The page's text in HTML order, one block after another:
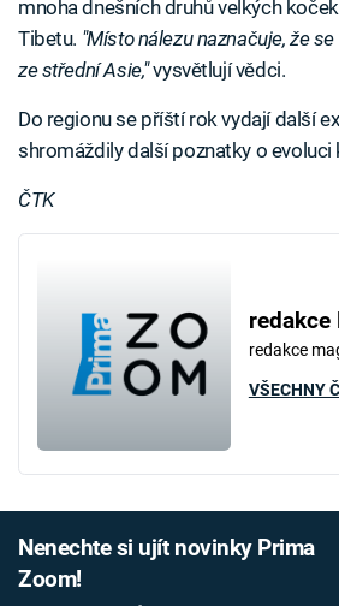
mnoha dnešních druhů velkých
Tibetu. "Místo nálezu naznačuje, že
ze střední Asie,"vysvětlují vědci.
Do regionu se příští rok vydají další
shromáždily další poznatky o evoluci
ČTK
redakce
redakce
VŠECHNY
Nenechte si ujít novinky Prima
Zoom!